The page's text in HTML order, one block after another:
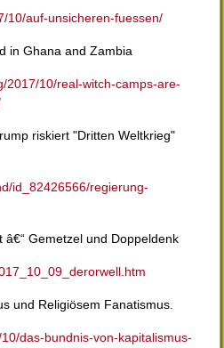
10/auf-unsicheren-fuessen/
in Ghana and Zambia
2017/10/real-witch-camps-are-
riskiert "Dritten Weltkrieg"
id_82426566/regierung-
â€“ Gemetzel und Doppeldenk
und Religiösem Fanatismus.
das-bundnis-von-kapitalismus-